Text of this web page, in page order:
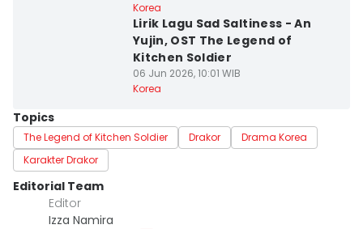
Korea
Lirik Lagu Sad Saltiness - An
Yujin, OST The Legend of
Kitchen Soldier
06 Jun 2026, 10:01 WIB
Korea
Topics
The Legend of Kitchen Soldier Drakor
Drama Korea
Karakter Drakor
Editorial Team
Editor
Izza Namira